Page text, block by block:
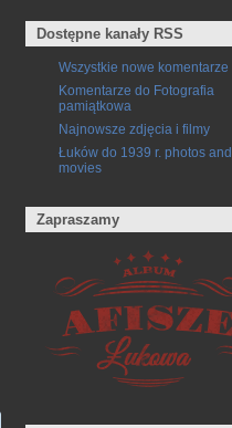
Dostępne kanały RSS
Wszystkie nowe komentarze
Komentarze do Fotografia
pamiątkowa
Najnowsze zdjęcia i filmy
Łuków do 1939 r. photos and
movies
Zapraszamy